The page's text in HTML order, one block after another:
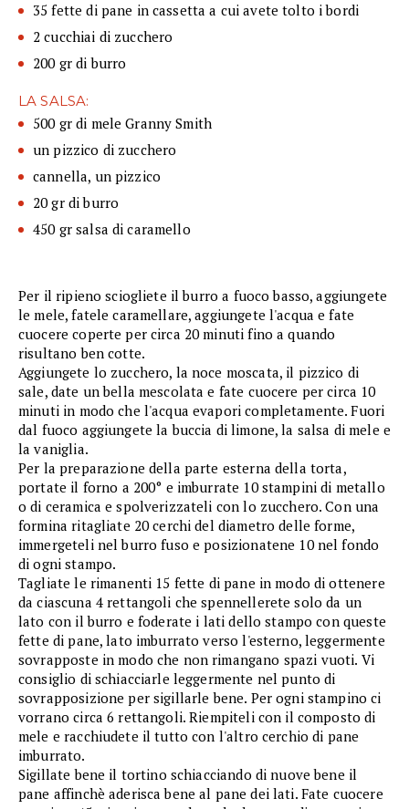
35 fette di pane in cassetta a cui avete tolto i bordi
2 cucchiai di zucchero
200 gr di burro
LA SALSA:
500 gr di mele Granny Smith
un pizzico di zucchero
cannella, un pizzico
20 gr di burro
450 gr salsa di caramello
Per il ripieno sciogliete il burro a fuoco basso, aggiungete
le mele, fatele caramellare, aggiungete l'acqua e fate
cuocere coperte per circa 20 minuti fino a quando
risultano ben cotte.
Aggiungete lo zucchero, la noce moscata, il pizzico di
sale, date un bella mescolata e fate cuocere per circa 10
minuti in modo che l'acqua evapori completamente. Fuori
dal fuoco aggiungete la buccia di limone, la salsa di mele e
la vaniglia.
Per la preparazione della parte esterna della torta,
portate il forno a 200° e imburrate 10 stampini di metallo
o di ceramica e spolverizzateli con lo zucchero. Con una
formina ritagliate 20 cerchi del diametro delle forme,
immergeteli nel burro fuso e posizionatene 10 nel fondo
di ogni stampo.
Tagliate le rimanenti 15 fette di pane in modo di ottenere
da ciascuna 4 rettangoli che spennellerete solo da un
lato con il burro e foderate i lati dello stampo con queste
fette di pane, lato imburrato verso l'esterno, leggermente
sovrapposte in modo che non rimangano spazi vuoti. Vi
consiglio di schiacciarle leggermente nel punto di
sovrapposizione per sigillarle bene. Per ogni stampino ci
vorrano circa 6 rettangoli. Riempiteli con il composto di
mele e racchiudete il tutto con l'altro cerchio di pane
imburrato.
Sigillate bene il tortino schiacciando di nuove bene il
pane affinchè aderisca bene al pane dei lati. Fate cuocere